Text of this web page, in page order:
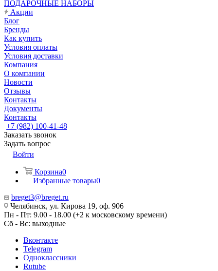
ПОДАРОЧНЫЕ НАБОРЫ
Акции
Блог
Бренды
Как купить
Условия оплаты
Условия доставки
Компания
О компании
Новости
Отзывы
Контакты
Документы
Контакты
+7 (982) 100-41-48
Заказать звонок
Задать вопрос
Войти
Корзина0
Избранные товары0
breget3@breget.ru
Челябинск, ул. Кирова 19, оф. 906
Пн - Пт: 9.00 - 18.00 (+2 к московскому времени)
Сб - Вс: выходные
Вконтакте
Telegram
Одноклассники
Rutube